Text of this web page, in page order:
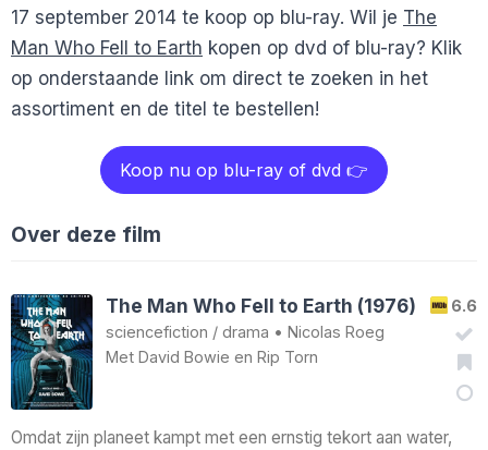
17 september 2014 te koop op blu-ray. Wil je The
Man Who Fell to Earth kopen op dvd of blu-ray? Klik
op onderstaande link om direct te zoeken in het
assortiment en de titel te bestellen!
Koop nu op blu-ray of dvd 👉
Over deze film
6.6
The Man Who Fell to Earth (1976)
sciencefiction / drama • Nicolas Roeg
Met David Bowie en Rip Torn
Omdat zijn planeet kampt met een ernstig tekort aan water,